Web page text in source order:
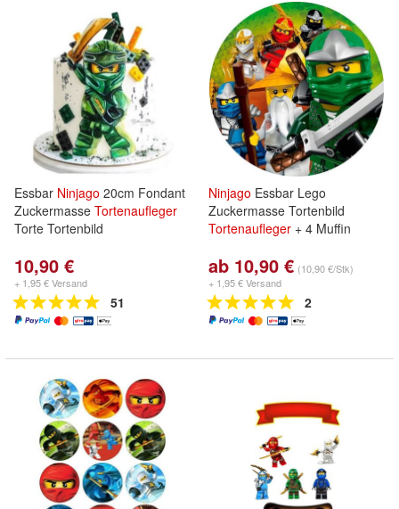
Essbar Ninjago 20cm Fondant
Zuckermasse Tortenaufleger
Torte Tortenbild
10,90 €
+ 1,95 € Versand
51
Ninjago Essbar Lego
Zuckermasse Tortenbild
Tortenaufleger + 4 Muffin
ab 10,90 € (10,90 €/Stk)
+ 1,95 € Versand
2